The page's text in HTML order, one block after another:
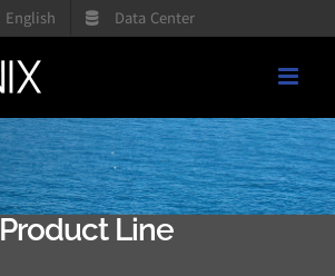
English Data Center
Product Line